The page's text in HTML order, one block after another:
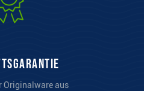
Originalware aus